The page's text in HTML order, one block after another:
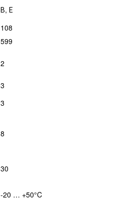
В, Е
108
599
2
3
3
8
30
-20 … +50°C